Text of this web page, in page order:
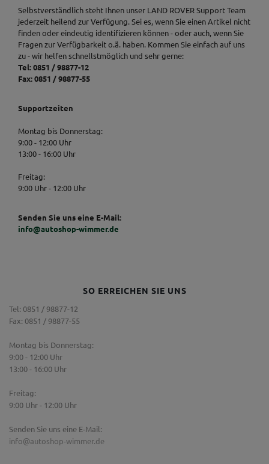
Selbstverständlich steht Ihnen unser LAND ROVER Support Team
jederzeit heilend zur Verfügung. Sei es, wenn Sie einen Artikel nicht
finden oder eindeutig identifizieren können - oder auch, wenn Sie
Fragen zur Verfügbarkeit o.ä. haben. Kommen Sie einfach auf uns
zu - wir helfen schnellstmöglich und sehr gerne:
Tel: 0851 / 98877-12
Fax: 0851 / 98877-55
Supportzeiten
Montag bis Donnerstag:
9:00 - 12:00 Uhr
13:00 - 16:00 Uhr
Freitag:
9:00 Uhr - 12:00 Uhr
Senden Sie uns eine E-Mail:
info@autoshop-wimmer.de
SO ERREICHEN SIE UNS
Tel: 0851 / 98877-12
Fax: 0851 / 98877-55
Montag bis Donnerstag:
9:00 - 12:00 Uhr
13:00 - 16:00 Uhr
Freitag:
9:00 Uhr - 12:00 Uhr
Senden Sie uns eine E-Mail:
info@autoshop-wimmer.de